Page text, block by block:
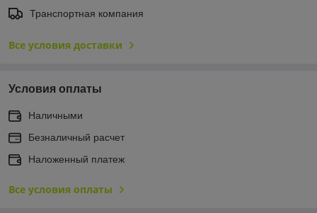
Транспортная компания
Все условия доставки
Условия оплаты
Наличными
Безналичный расчет
Наложенный платеж
Все условия оплаты